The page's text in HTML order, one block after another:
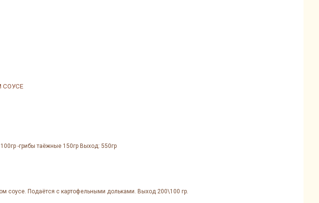
СОУСЕ
-грибы таёжные 150гр Выход: 550гр
соусе. Подаётся с картофельными дольками. Выход 200\100 гр.